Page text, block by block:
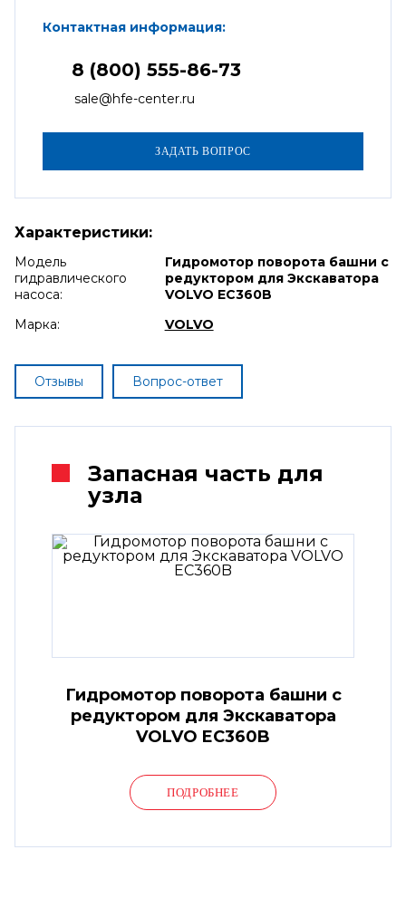
Контактная информация:
8 (800) 555-86-73
sale@hfe-center.ru
Характеристики:
Модель
гидравлического
насоса:
Гидромотор поворота башни с
редуктором для Экскаватора
VOLVO EC360B
Марка:
VOLVO
Отзывы Вопрос-ответ
Запасная часть для
узла
Гидромотор поворота башни с
редуктором для Экскаватора
VOLVO EC360B
ПОДРОБНЕЕ